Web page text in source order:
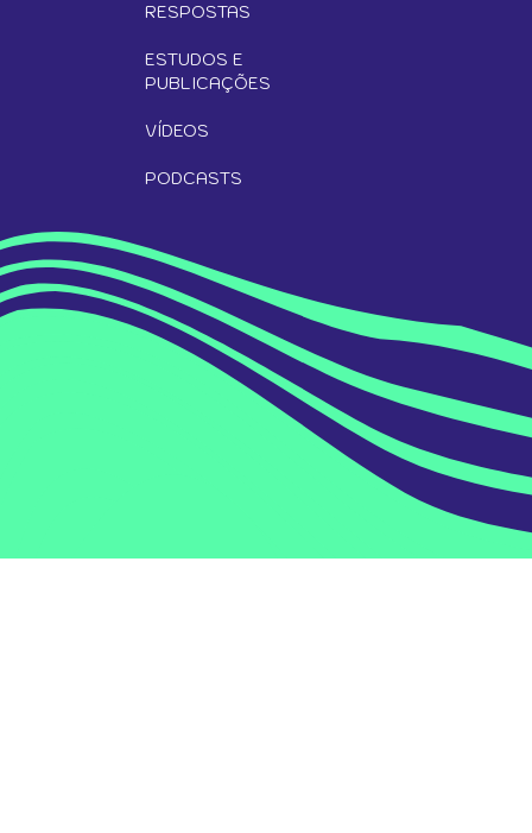
RESPOSTAS
ESTUDOS E
PUBLICAÇÕES
VÍDEOS
PODCASTS